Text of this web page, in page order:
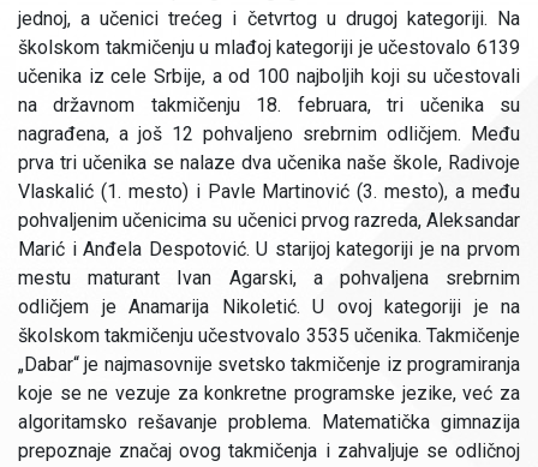
jednoj, a učenici trećeg i četvrtog u drugoj kategoriji. Na
školskom takmičenju u mlađoj kategoriji je učestovalo 6139
učenika iz cele Srbije, a od 100 najboljih koji su učestovali
na državnom takmičenju 18. februara, tri učenika su
nagrađena, a još 12 pohvaljeno srebrnim odličjem. Među
prva tri učenika se nalaze dva učenika naše škole, Radivoje
Vlaskalić (1. mesto) i Pavle Martinović (3. mesto), a među
pohvaljenim učenicima su učenici prvog razreda, Aleksandar
Marić i Anđela Despotović. U starijoj kategoriji je na prvom
mestu maturant Ivan Agarski, a pohvaljena srebrnim
odličjem je Anamarija Nikoletić. U ovoj kategoriji je na
školskom takmičenju učestvovalo 3535 učenika. Takmičenje
„Dabar“ je najmasovnije svetsko takmičenje iz programiranja
koje se ne vezuje za konkretne programske jezike, već za
algoritamsko rešavanje problema. Matematička gimnazija
prepoznaje značaj ovog takmičenja i zahvaljuje se odličnoj